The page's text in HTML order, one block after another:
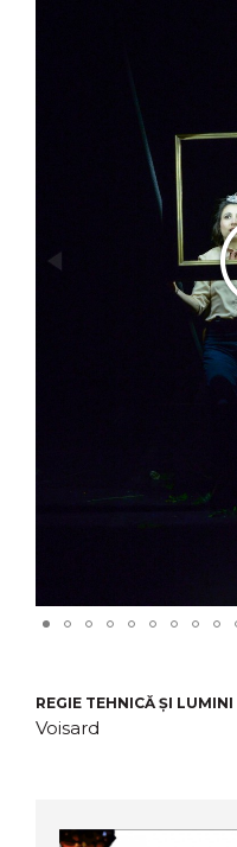
REGIE TEHNICĂ ȘI LUMINI
Voisard